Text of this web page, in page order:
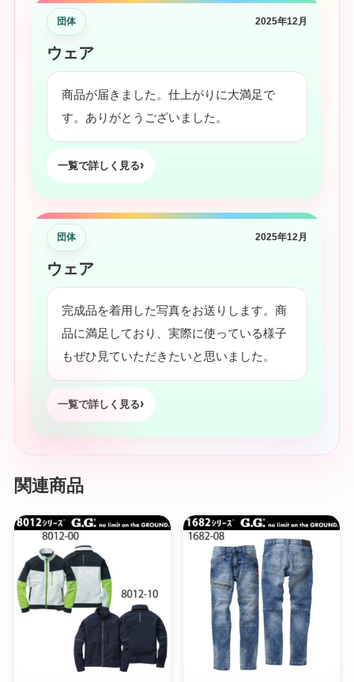
団体 2025年12月
ウェア
商品が届きました。仕上がりに大満足で
す。ありがとうございました。
一覧で詳しく見る
団体 2025年12月
ウェア
完成品を着用した写真をお送りします。商
品に満足しており、実際に使っている様子
もぜひ見ていただきたいと思いました。
一覧で詳しく見る
関連商品